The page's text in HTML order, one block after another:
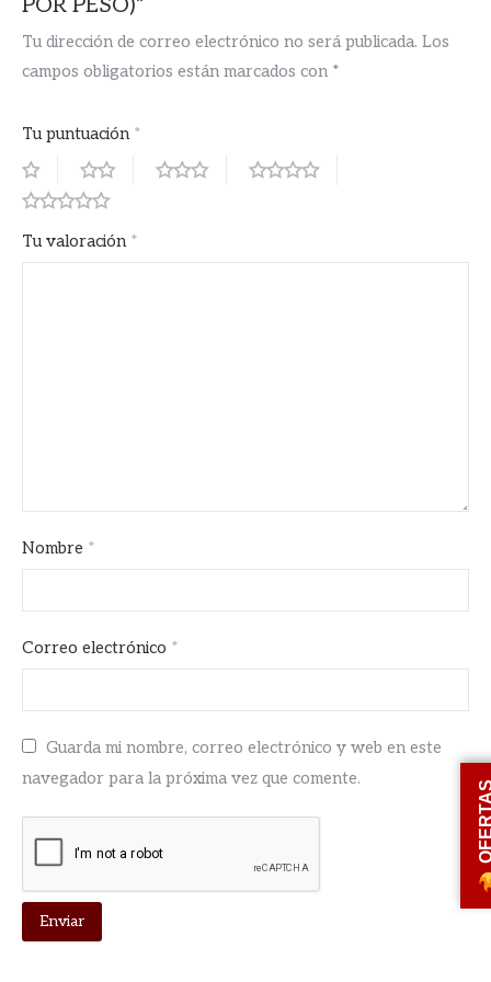
POR PESO)”
Tu dirección de correo electrónico no será publicada. Los
campos obligatorios están marcados con *
Tu puntuación *
Tu valoración *
Nombre *
Correo electrónico *
Guarda mi nombre, correo electrónico y web en este
navegador para la próxima vez que comente.